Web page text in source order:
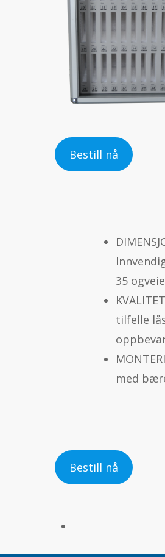
Bestill nå
35
tilfelle
med
Bestill nå